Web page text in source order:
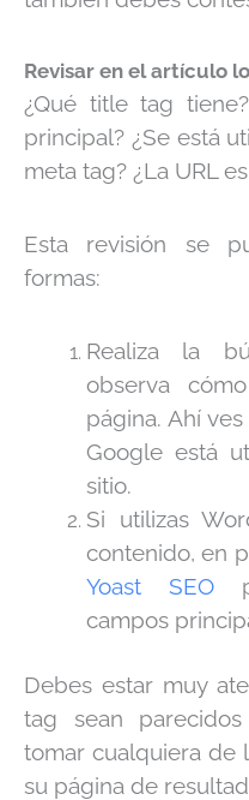
Revisar en el artículo
¿Qué title tag
principal? ¿Se está
meta tag? ¿La URL
Esta revisión se
formas:
Realiza la
observa
página. Ahí
Google está
sitio.
Si utilizas
contenido, en
Yoast SEO
campos
Debes estar muy
tag sean
tomar cualquiera de
su página de